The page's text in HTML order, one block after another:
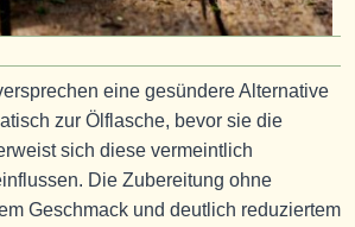
eine gesündere Alternative
zur Ölflasche, bevor sie die
sich diese vermeintlich
Die Zubereitung ohne
Geschmack und deutlich reduziertem